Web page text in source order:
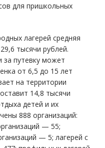
для пришкольных
лагерей средняя
тысячи рублей.
за путевку может
от 6,5 до 15 лет
на территории
14,8 тысячи
детей и их
888 организаций:
— 55;
— 5; лагерей с